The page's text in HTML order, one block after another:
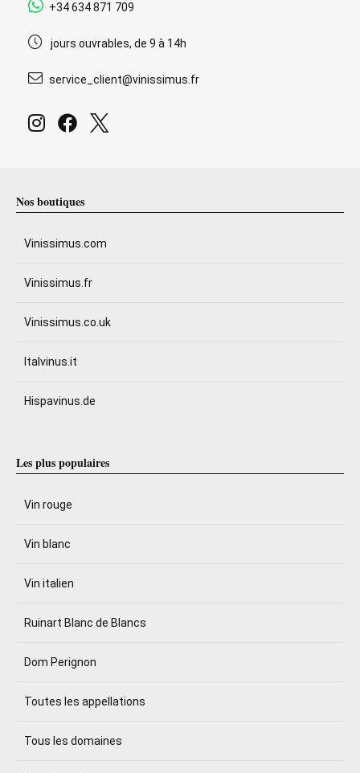
+34 634 871 709
jours ouvrables, de 9 à 14h
service_client@vinissimus.fr
Nos boutiques
Vinissimus.com
Vinissimus.fr
Vinissimus.co.uk
Italvinus.it
Hispavinus.de
Les plus populaires
Vin rouge
Vin blanc
Vin italien
Ruinart Blanc de Blancs
Dom Perignon
Toutes les appellations
Tous les domaines